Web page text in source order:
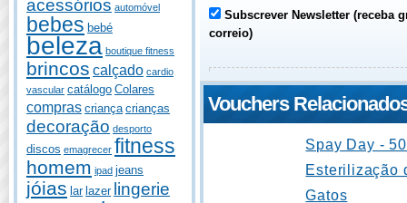
acessórios automóvel
bebes bebé
beleza boutique fitness
brincos calçado cardio
vascular catálogo Colares
compras criança crianças
decoração desporto
discos emagrecer fitness
homem ipad jeans
jóias lar lazer lingerie
Subscrever Newsletter (receba
correio)
Vouchers
Spay Day -
Esterilização
Gatos